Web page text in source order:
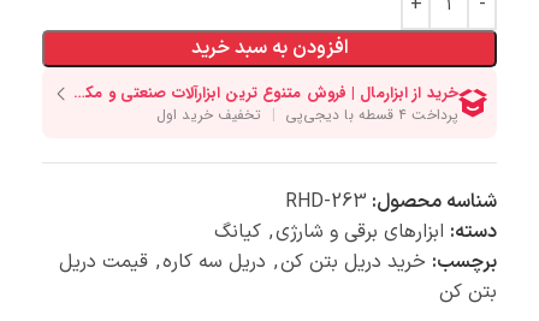
افزودن به سبد خرید
شناسه محصول: RHD-263
دسته: ابزارهای برقی و شارژی, کیانگ
برچسب: خرید دریل بتن کن, دریل سه کاره, قیمت دریل
بتن کن